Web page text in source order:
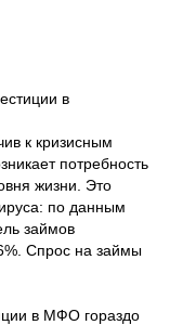
в
к кризисным
потребность
жизни. Это
по данным
займов
Спрос на займы
в МФО гораздо